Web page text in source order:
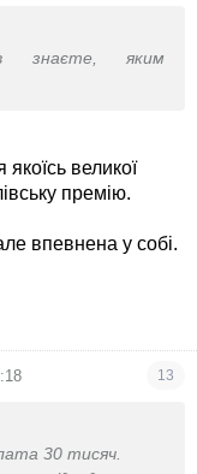
знаєте, яким
якоїсь великої
премію.
впевнена у собі.
13
30 тисяч.